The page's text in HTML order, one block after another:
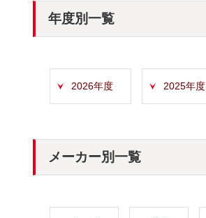
年度別一覧
2026年度 2025年度
メーカー別一覧